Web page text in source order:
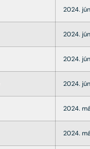
2024.
2024.
2024.
2024.
2024.
2024.